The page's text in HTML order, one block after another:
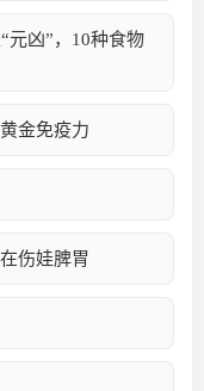
元凶”，10种食物
金免疫力
伤娃脾胃